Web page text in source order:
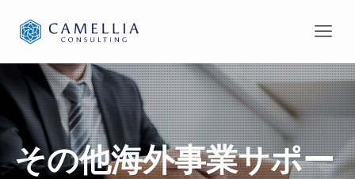
その他海外事業サポー